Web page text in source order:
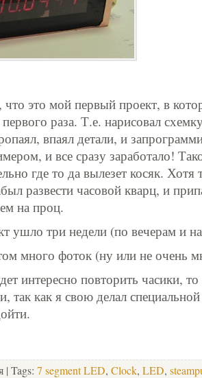
что это мой первый проект, в
раза. Т.е. нарисовал
впаял детали, и
и все сразу заработало!
где то да вылезет косяк.
развести часовой кварц, и
на проц.
ушло три недели (по вечерам и
много фоток (ну или не очень
интересно повторить часики,
так как я свою делал
| Tags: 7 segment LED, Clock, LED,